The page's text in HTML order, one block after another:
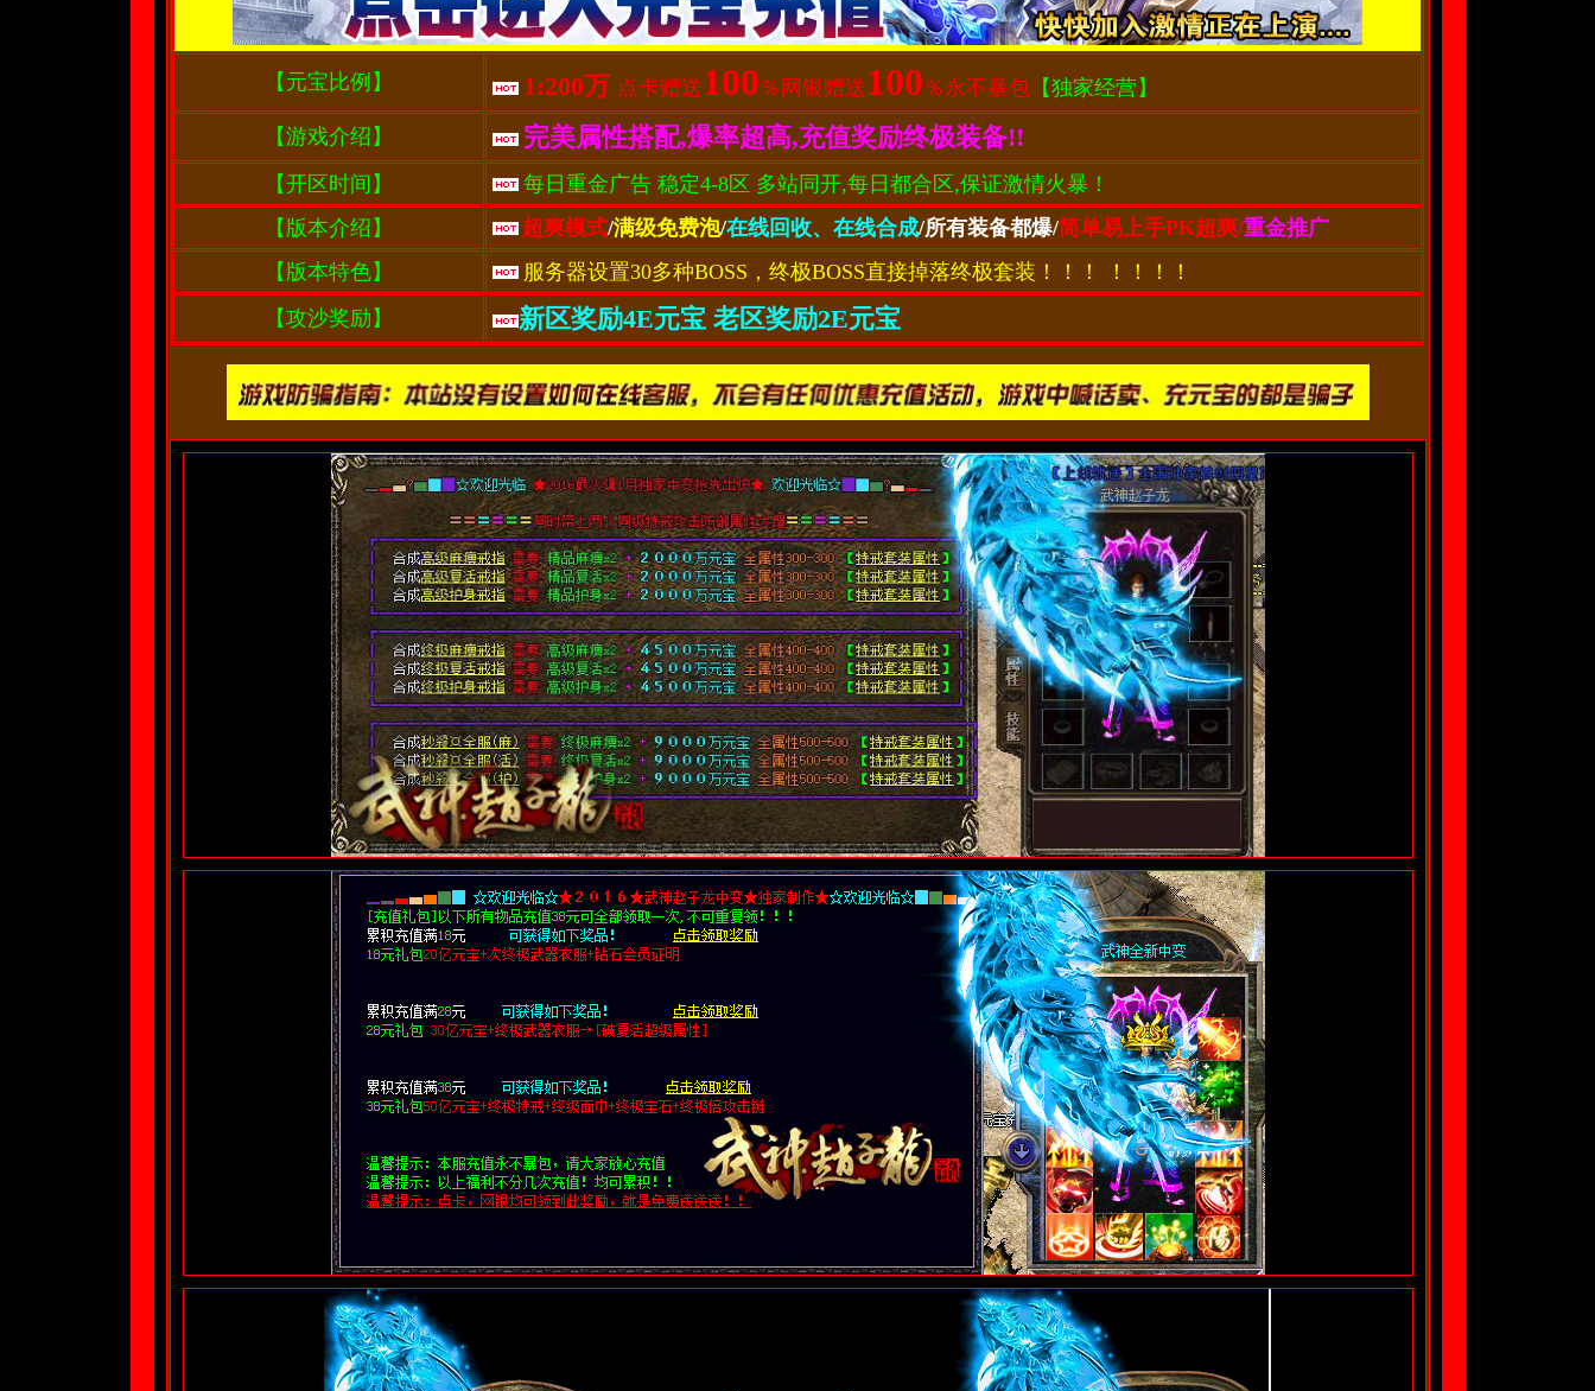
【元宝比例】 1:200万 点卡赠送 100 ％网银赠送 100 ％永不暴包 【独家经营】
【游戏介绍】 完美属性搭配,爆率超高,充值奖励终极装备!!
【开区时间】
每日重金广告 稳定4-8区 多站同开,每日都合区,保证激情火暴！
【版本介绍】
超爽模式/满级免费泡/在线回收、在线合成/所有装备都爆/简单易上手PK超爽/重金推广
【版本特色】
服务器设置30多种BOSS，终极BOSS直接掉落终极套装！！！ ！！！！
【攻沙奖励】
新区奖励4E元宝 老区奖励2E元宝